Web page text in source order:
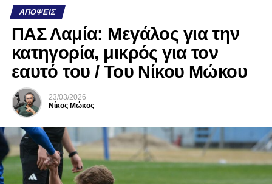
ΑΠΌΨΕΙΣ
ΠΑΣ Λαμία: Μεγάλος για την
κατηγορία, μικρός για τον
εαυτό του / Του Νίκου Μώκου
23/03/2026
Νίκος Μώκος